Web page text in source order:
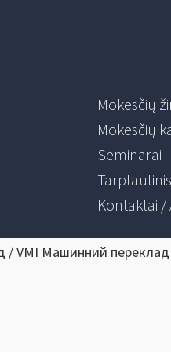
Mokesčių
Mokesčių
Seminarai
Kontaktai /
/ VMI Машинний